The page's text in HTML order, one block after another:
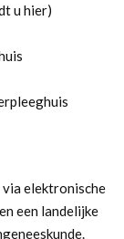
u hier)
via elektronische
een landelijke